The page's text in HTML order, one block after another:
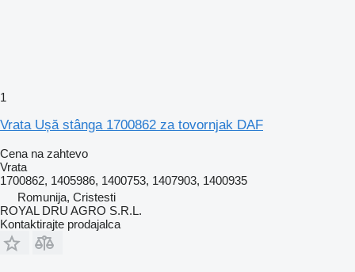
1
Vrata Ușă stânga 1700862 za tovornjak DAF
Cena na zahtevo
Vrata
1700862, 1405986, 1400753, 1407903, 1400935
Romunija, Cristesti
ROYAL DRU AGRO S.R.L.
Kontaktirajte prodajalca